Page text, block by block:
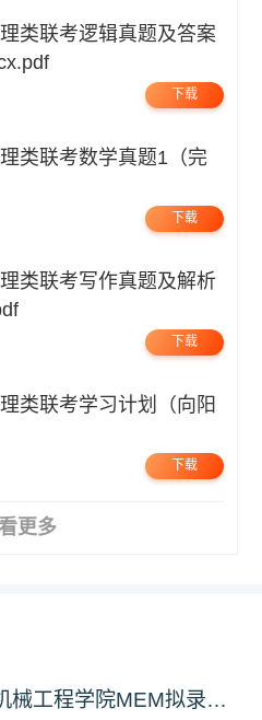
下载
下载
下载
下载
更多
2026北京科技大学机械工程学院MEM拟录取分析解读